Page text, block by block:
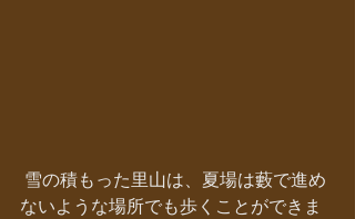
ないような場所でも歩くことができま